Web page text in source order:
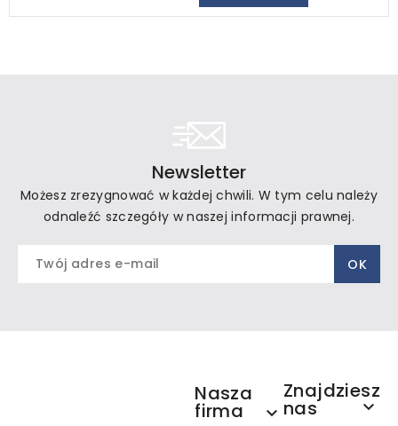
Newsletter
Możesz zrezygnować w każdej chwili. W tym celu należy
odnaleźć szczegóły w naszej informacji prawnej.
Nasza
firma 
Znajdziesz
nas 